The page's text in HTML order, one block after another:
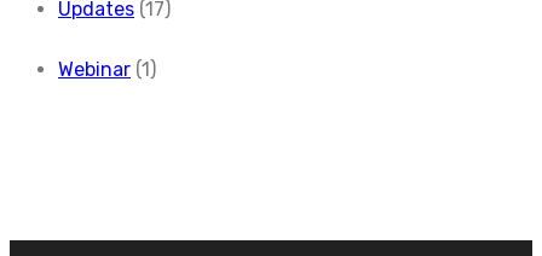
Updates (17)
Webinar (1)